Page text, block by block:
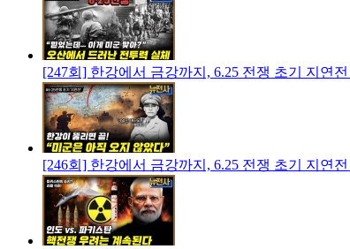
[247회] 한강에서 금강까지, 6.25 전쟁 초기 지연
[246회] 한강에서 금강까지, 6.25 전쟁 초기 지연